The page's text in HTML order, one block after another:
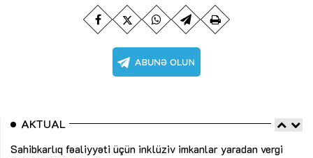
AKTUAL
Sahibkarlıq fəaliyyəti üçün inklüziv imkanlar yaradan vergi